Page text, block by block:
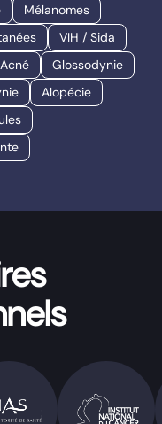
Mélanomes
VIH / Sida
Acné
Glossodynie
Alopécie